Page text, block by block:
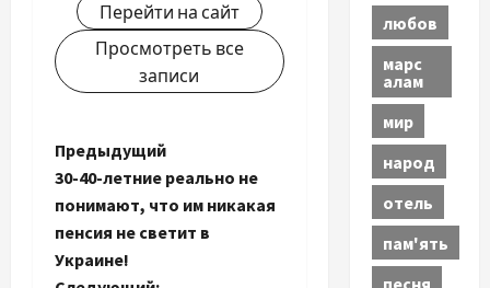
Перейти на сайт
Просмотреть все
записи
Н
а
в
Предыдущий
30-40-летние реально не
понимают, что им никакая
пенсия не светит в
Украине!
любов
марс
алам
мир
народ
отель
пам'ять
песня